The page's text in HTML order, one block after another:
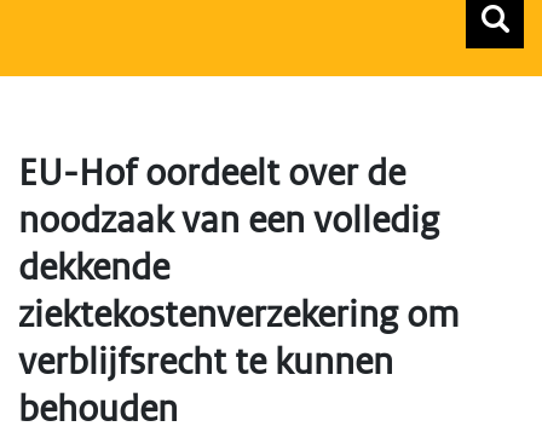
EU-Hof oordeelt over de
noodzaak van een volledig
dekkende
ziektekostenverzekering om
verblijfsrecht te kunnen
behouden